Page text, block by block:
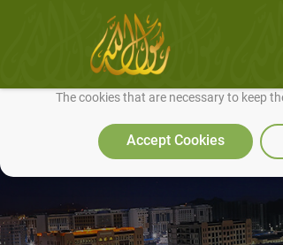
We use cookies to make our site work well for
The cookies that are necessary to keep
Accept Cookies